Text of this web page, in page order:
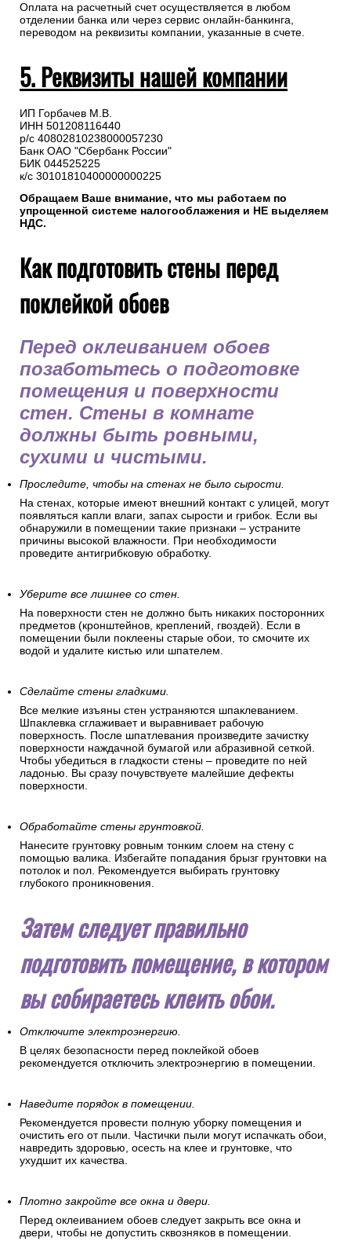
Оплата на расчетный счет осуществляется в любом
отделении банка или через сервис онлайн-банкинга,
переводом на реквизиты компании, указанные в счете.
5. Реквизиты нашей компании
ИП Горбачев М.В.
ИНН 501208116440
р/с 40802810238000057230
Банк ОАО "Сбербанк России"
БИК 044525225
к/с 30101810400000000225
Обращаем Ваше внимание, что мы работаем по
упрощенной системе налогооблажения и НЕ выделяем
НДС.
Как подготовить стены перед
поклейкой обоев
Перед оклеиванием обоев
позаботьтесь о подготовке
помещения и поверхности
стен. Стены в комнате
должны быть ровными,
сухими и чистыми.
Проследите, чтобы на стенах не было сырости.
На стенах, которые имеют внешний контакт с улицей, могут
появляться капли влаги, запах сырости и грибок. Если вы
обнаружили в помещении такие признаки – устраните
причины высокой влажности. При необходимости
проведите антигрибковую обработку.
Уберите все лишнее со стен.
На поверхности стен не должно быть никаких посторонних
предметов (кронштейнов, креплений, гвоздей). Если в
помещении были поклеены старые обои, то смочите их
водой и удалите кистью или шпателем.
Сделайте стены гладкими.
Все мелкие изъяны стен устраняются шпаклеванием.
Шпаклевка сглаживает и выравнивает рабочую
поверхность. После шпатлевания произведите зачистку
поверхности наждачной бумагой или абразивной сеткой.
Чтобы убедиться в гладкости стены – проведите по ней
ладонью. Вы сразу почувствуете малейшие дефекты
поверхности.
Обработайте стены грунтовкой.
Нанесите грунтовку ровным тонким слоем на стену с
помощью валика. Избегайте попадания брызг грунтовки на
потолок и пол. Рекомендуется выбирать грунтовку
глубокого проникновения.
Затем следует правильно
подготовить помещение, в котором
вы собираетесь клеить обои.
Отключите электроэнергию.
В целях безопасности перед поклейкой обоев
рекомендуется отключить электроэнергию в помещении.
Наведите порядок в помещении.
Рекомендуется провести полную уборку помещения и
очистить его от пыли. Частички пыли могут испачкать обои,
навредить здоровью, осесть на клее и грунтовке, что
ухудшит их качества.
Плотно закройте все окна и двери.
Перед оклеиванием обоев следует закрыть все окна и
двери, чтобы не допустить сквозняков в помещении.